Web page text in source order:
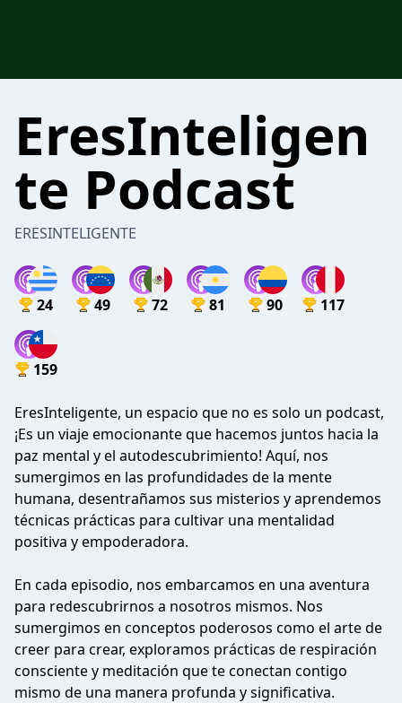
EresInteligen
te Podcast
ERESINTELIGENTE
24 49 72 81 90 117
159
EresInteligente, un espacio que no es solo un podcast,
¡Es un viaje emocionante que hacemos juntos hacia la
paz mental y el autodescubrimiento! Aquí, nos
sumergimos en las profundidades de la mente
humana, desentrañamos sus misterios y aprendemos
técnicas prácticas para cultivar una mentalidad
positiva y empoderadora.
En cada episodio, nos embarcamos en una aventura
para redescubrirnos a nosotros mismos. Nos
sumergimos en conceptos poderosos como el arte de
creer para crear, exploramos prácticas de respiración
consciente y meditación que te conectan contigo
mismo de una manera profunda y significativa.